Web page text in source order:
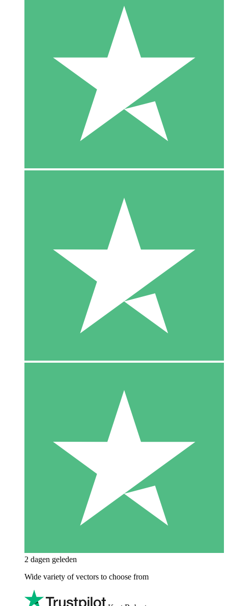
2 dagen geleden
Wide variety of vectors to choose from